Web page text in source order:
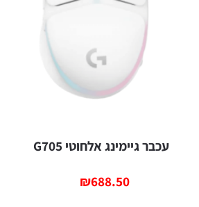
עכבר גיימינג אלחוטי G705
₪688.50